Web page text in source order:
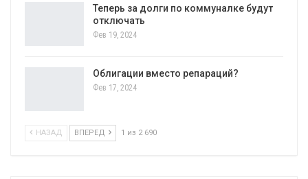
Теперь за долги по коммуналке будут
отключать
Фев 19, 2024
Облигации вместо репараций?
Фев 17, 2024
НАЗАД ВПЕРЕД 1 из 2 690